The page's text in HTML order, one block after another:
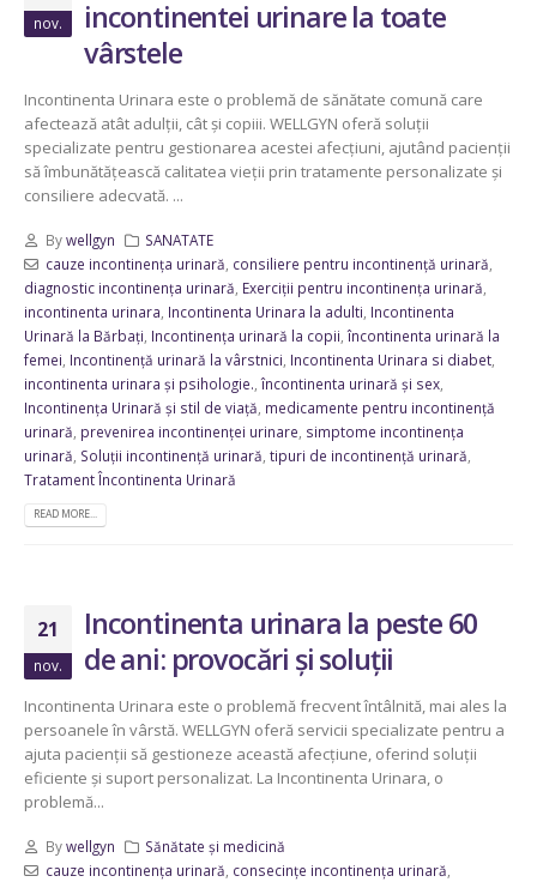
nov.
incontinentei urinare la toate
vârstele
Incontinenta Urinara este o problemă de sănătate comună care
afectează atât adulții, cât și copiii. WELLGYN oferă soluții
specializate pentru gestionarea acestei afecțiuni, ajutând pacienții
să îmbunătățească calitatea vieții prin tratamente personalizate și
consiliere adecvată. ...
Bywellgyn
SANATATE
cauze incontinența urinară, consiliere pentru incontinență urinară,
diagnostic incontinența urinară, Exerciții pentru incontinența urinară,
incontinenta urinara, Incontinenta Urinara la adulti, Incontinenta
Urinară la Bărbați, Incontinența urinară la copii,încontinenta urinară la
femei, Incontinență urinară la vârstnici, Incontinenta Urinara si diabet,
incontinenta urinara și psihologie.,încontinenta urinară și sex,
Incontinența Urinară și stil de viață, medicamente pentru incontinență
urinară, prevenirea incontinenței urinare, simptome incontinența
urinară, Soluții incontinență urinară, tipuri de incontinență urinară,
Tratament Încontinenta Urinară
READ MORE...
21
nov.
Incontinenta urinara la peste 60
de ani: provocări și soluții
Incontinenta Urinara este o problemă frecvent întâlnită, mai ales la
persoanele în vârstă. WELLGYN oferă servicii specializate pentru a
ajuta pacienții să gestioneze această afecțiune, oferind soluții
eficiente și suport personalizat. La Incontinenta Urinara, o
problemă...
Bywellgyn
Sănătate și medicină
cauze incontinența urinară, consecințe incontinența urinară,